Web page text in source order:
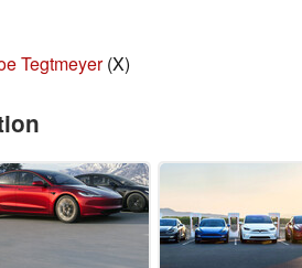
Tegtmeyer(X)